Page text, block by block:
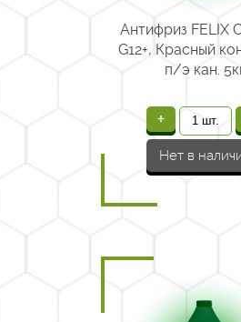
Антифриз FELIX
G12+, Красный
п/э кан.
+
Нет в